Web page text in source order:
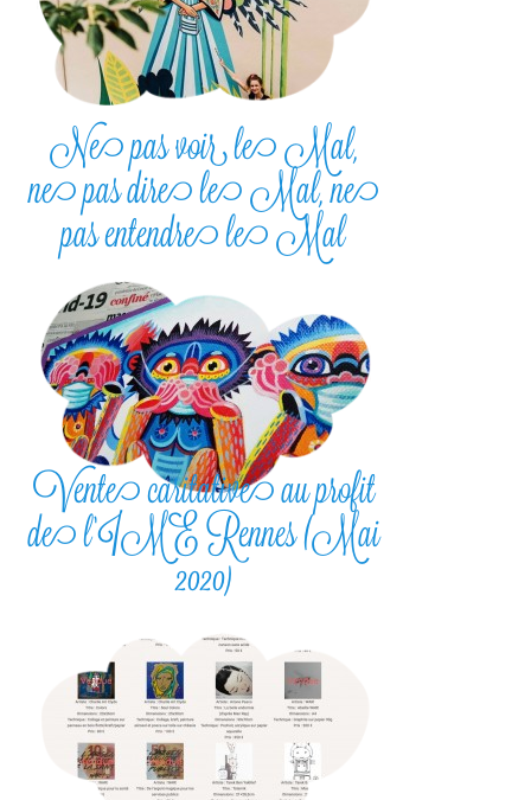
Ne pas voir le Mal,
ne pas dire le Mal, ne
pas entendre le Mal
Vente caritative au profit
de l’IME Rennes (Mai
2020)